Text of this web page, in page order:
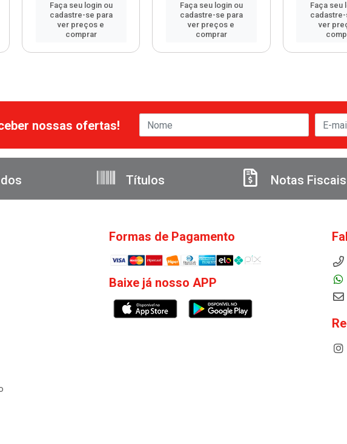
Faça seu login ou
cadastre-se para
ver preços e
comprar
Faça seu login ou
cadastre-se para
ver preços e
comprar
Faça seu
ver
nossas ofertas!
Títulos Notas Fiscais
Formas de Pagamento
Baixe já nosso APP